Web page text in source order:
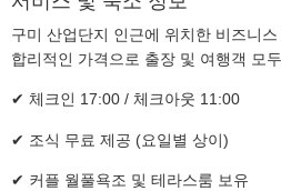
구미 산업단지 인근에 위치한 비즈니
합리적인 가격으로 출장 및 여행객 모
✔ 체크인 17:00 / 체크아웃 11:00
✔ 조식 무료 제공 (요일별 상이)
✔ 커플 월풀욕조 및 테라스룸 보유